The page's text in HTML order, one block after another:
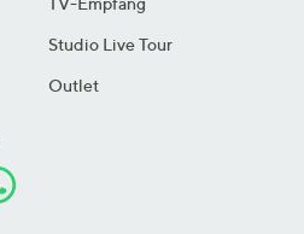
Studio Live Tour
Outlet